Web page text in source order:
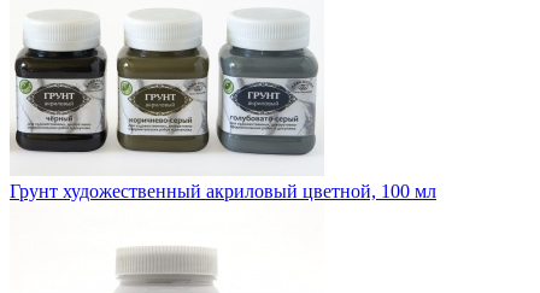
Грунт художественный акриловый цветной, 100 мл